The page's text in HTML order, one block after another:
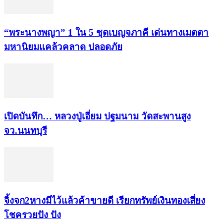
“พระ​นาง​พญา” 1 ใน 5​ ชุดเบญจ​ภาคี​ เด่นทางเมตตา​
มหา​นิยม​แคล้วคลาด​ ปลอดภัย​
เปิดบันทึก… หลวงปู่เอี่ยม ​ปฐม​นาม​ วัดสะพานสูง​
จว.นนทบุรี
จิ้งจก​2​หาง​มีไว้แล้ว​ค้าขาย​ดี​ เรียก​ทรัพย์เงินทอง​เสี่ยง
โชค​รวยปัง​ ปัง​